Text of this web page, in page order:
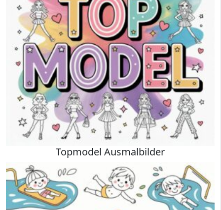
Topmodel Ausmalbilder